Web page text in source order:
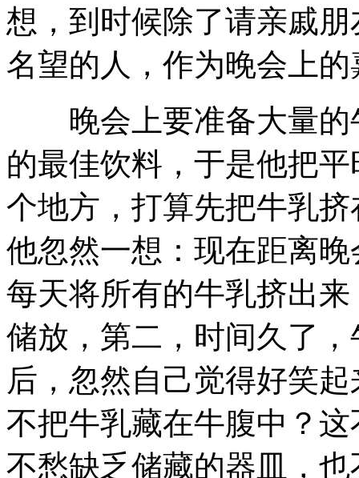
想，到时候除了请亲戚
名望的人，作为晚会上
晚会上要准备大量的
的最佳饮料，于是他把
个地方，打算先把牛乳
他忽然一想：现在距离
每天将所有的牛乳挤出
储放，第二，时间久了
后，忽然自己觉得好笑
不把牛乳藏在牛腹中？
不愁缺乏储藏的器皿，